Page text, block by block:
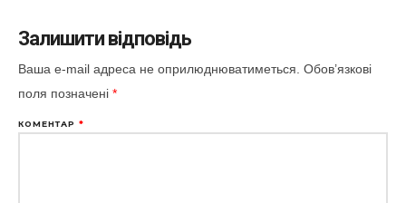
Залишити відповідь
Ваша e-mail адреса не оприлюднюватиметься. Обов’язкові
поля позначені *
КОМЕНТАР *